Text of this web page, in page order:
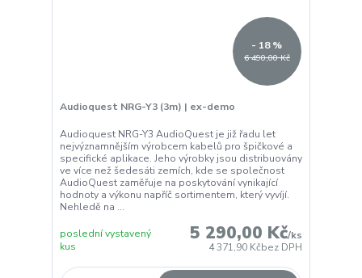
6 490,00 Kč
- 18 %
Audioquest NRG-Y3 (3m) | ex-demo
Audioquest NRG-Y3 AudioQuest je již řadu let
nejvýznamnějším výrobcem kabelů pro špičkové a
specifické aplikace. Jeho výrobky jsou distribuovány
ve více než šedesáti zemích, kde se společnost
AudioQuest zaměřuje na poskytování vynikající
hodnoty a výkonu napříč sortimentem, který vyvíjí.
Nehledě na ...
5 290,00 Kč/ks
4 371,90 Kčbez DPH
poslední vystavený
kus